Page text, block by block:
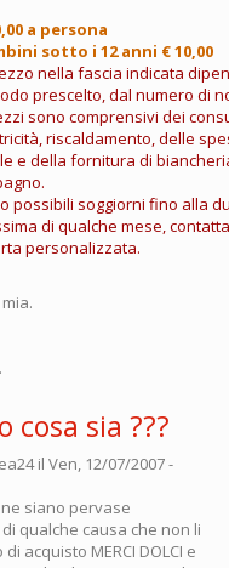
a persona
sotto i 12 anni € 10,00
nella fascia indicata
prescelto, dal numero di
sono comprensivi dei
riscaldamento, delle
e della fornitura di
possibili soggiorni fino alla
di qualche mese,
personalizzata.
cosa sia ???
il Ven, 12/07/2007 -
siano pervase
qualche causa che non li
acquisto MERCI DOLCI e